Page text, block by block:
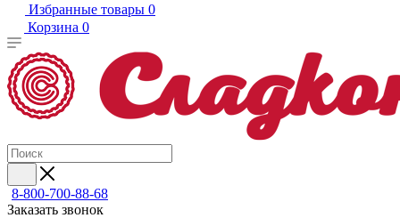
Избранные товары 0
Корзина 0
8-800-700-88-68
Заказать звонок